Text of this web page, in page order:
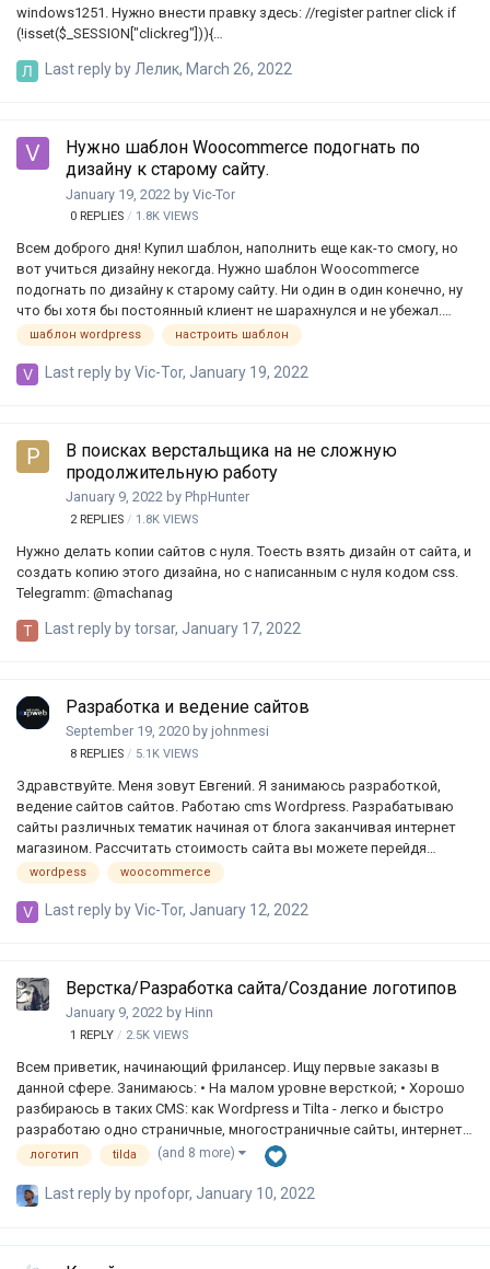
windows1251. Нужно внести правку здесь: //register partner click if
(!isset($_SESSION["clickreg"])){
>get('config_partner')."&a_bid=XXXXXXXX&data1=".$this->config-
$_SESSION["clickreg"]=1; } $this->render(); ошибка выдаётся в
строках $tmpFile = fopen ( $strqw, "r" ) ; fclose ($tmpFile); Warning: …
Last reply by Лелик, March 26, 2022
Нужно шаблон Woocommerce подогнать по
дизайну к старому сайту.
January 19, 2022 by Vic-Tor
0 REPLIES 1.8K VIEWS
Всем доброго дня! Купил шаблон, наполнить еще как-то смогу, но
вот учиться дизайну некогда. Нужно шаблон Woocommerce
подогнать по дизайну к старому сайту. Ни один в один конечно, ну
что бы хотя бы постоянный клиент не шарахнулся и не убежал.
Старый магазин на простом хтмле с явой.
Last reply byVic-Tor, January 19, 2022
шаблон wordpress настроить шаблон
В поисках верстальщика на не сложную
продолжительную работу
January 9, 2022 by PhpHunter
2 REPLIES 1.8K VIEWS
Нужно делать копии сайтов с нуля. Тоесть взять дизайн от сайта, и
создать копию этого дизайна, но с написанным с нуля кодом css.
Telegramm: @machanag
Last reply bytorsar, January 17, 2022
Разработка и ведение сайтов
September 19, 2020 by johnmesi
8 REPLIES 5.1K VIEWS
Здравствуйте. Меня зовут Евгений. Я занимаюсь разработкой,
ведение сайтов сайтов. Работаю cms Wordpress. Разрабатываю
сайты различных тематик начиная от блога заканчивая интернет
магазином. Рассчитать стоимость сайта вы можете перейдя
https://expweb.ru/stoimost-sayta Детальную информацию мы
https://expweb.ru/portfolio Контакты: Тел. +380668406440 Telegram
Last reply byVic-Tor, January 12, 2022
wordpess woocommerce
Верстка/Разработка сайта/Создание логотипов
January 9, 2022 by Hinn
1 REPLY 2.5K VIEWS
Всем приветик, начинающий фрилансер. Ищу первые заказы в
данной сфере. Занимаюсь: • На малом уровне версткой; • Хорошо
разбираюсь в таких CMS: как Wordpress и Tilta - легко и быстро
разработаю одно страничные, многостраничные сайты, интернет-
магазины (могу как дорабатывать, так и создания с нуля, так же
занимаюсь переносом одного сервера на другой); • Увлекаюсь
разработкой логотипов (логотипы с нуля, доработка логотипа,
Last reply bynpofopr, January 10, 2022
логотип tilda (and 8 more)